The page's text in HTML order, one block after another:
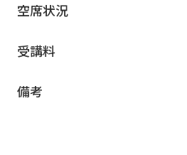
空席状況
受講料
備考